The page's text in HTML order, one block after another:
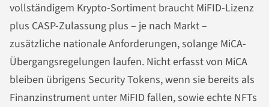
vollständigem Krypto-Sortiment braucht MiFID-Lizenz
plus CASP-Zulassung plus – je nach Markt –
zusätzliche nationale Anforderungen, solange MiCA-
Übergangsregelungen laufen. Nicht erfasst von MiCA
bleiben übrigens Security Tokens, wenn sie bereits als
Finanzinstrument unter MiFID fallen, sowie echte NFTs